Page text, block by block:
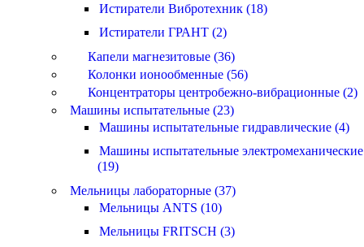
Истиратели Вибротехник (18)
Истиратели ГРАНТ (2)
Капели магнезитовые (36)
Колонки ионообменные (56)
Концентраторы центробежно-вибрационные (2)
Машины испытательные (23)
Машины испытательные гидравлические (4)
Машины испытательные электромеханические
(19)
Мельницы лабораторные (37)
Мельницы ANTS (10)
Мельницы FRITSCH (3)